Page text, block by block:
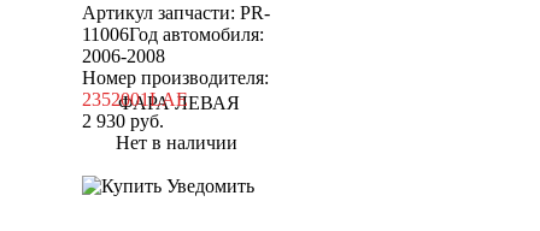
Артикул запчасти: PR-
11006Год автомобиля:
2006-2008
Номер производителя:
2352001LAE
2 930 руб.
Нет в наличии
Уведомить